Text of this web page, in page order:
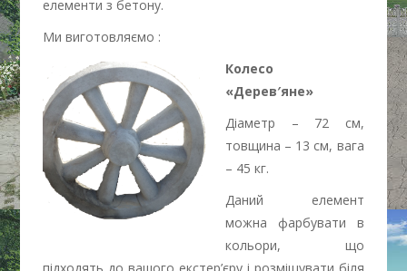
елементи з бетону.
Ми виготовляємо :
Колесо
«Дерев′яне»
Діаметр – 72 см,
товщина – 13 см, вага
– 45 кг.
Даний елемент
можна фарбувати в
кольори, що